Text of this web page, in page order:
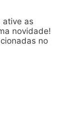
ative as
novidade!
no